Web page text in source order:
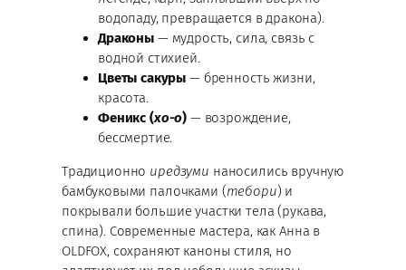
водопаду, превращается в дракона).
Драконы— мудрость, сила, связь с
водной стихией.
Цветы сакуры — бренность жизни,
красота.
Феникс (хо-о) — возрождение,
бессмертие.
Традиционно иредзуми наносились вручную
бамбуковыми палочками (тебори) и
покрывали большие участки тела (рукава,
спина). Современные мастера, как Анна в
OLDFOX, сохраняют каноны стиля, но